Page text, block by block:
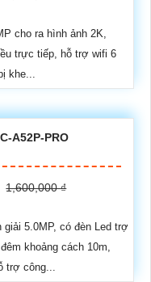
cho ra hình ảnh 2K,
trực tiếp, hỗ trợ wifi 6
khe...
A52P-PRO
1,600,000 ₫
giải 5.0MP, có đèn Led trợ
khoảng cách 10m,
trợ công...